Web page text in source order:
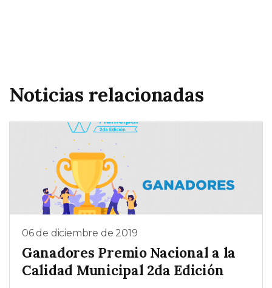
Noticias relacionadas
06 de diciembre de 2019
Ganadores Premio Nacional a la
Calidad Municipal 2da Edición